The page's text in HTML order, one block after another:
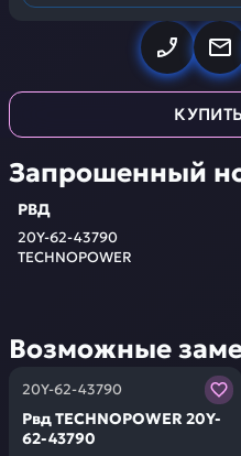
Запрошенный
20Y-62-43790
TECHNOPOWER
РВД
Возможные
20Y-62-43790
Рвд TECHNOPOWER 20Y-
62-43790
Заказывая запчасти у